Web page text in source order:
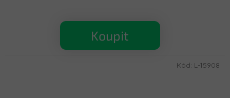
Koupit
Kód: L-15908